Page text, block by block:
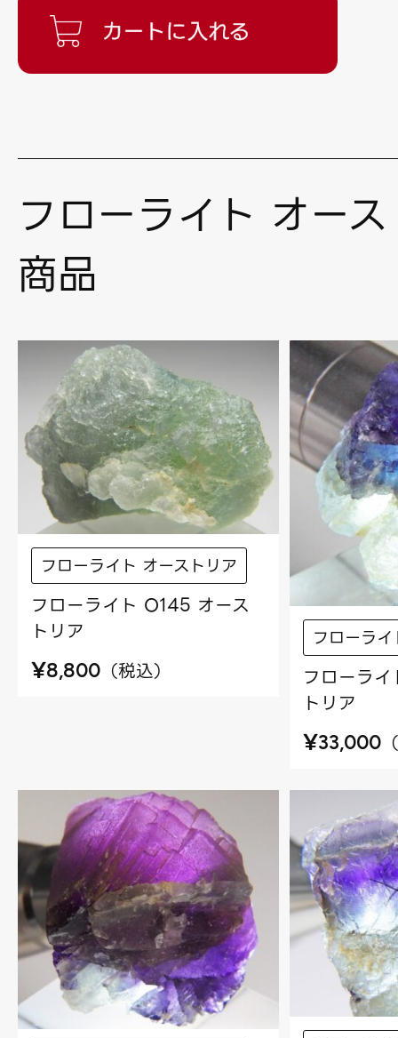
フローライト オー
商品
フローライト オーストリア
フローライト O145 オース
トリア
¥8,800 （税込）
フローラ
フローラ
トリア
¥33,000 （